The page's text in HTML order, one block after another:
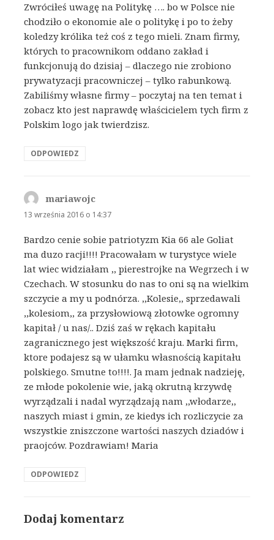
Zwróciłeś uwagę na Politykę …. bo w Polsce nie
chodziło o ekonomie ale o politykę i po to żeby
koledzy królika też coś z tego mieli. Znam firmy,
których to pracownikom oddano zakład i
funkcjonują do dzisiaj – dlaczego nie zrobiono
prywatyzacji pracowniczej – tylko rabunkową.
Zabiliśmy własne firmy – poczytaj na ten temat i
zobacz kto jest naprawdę właścicielem tych firm z
Polskim logo jak twierdzisz.
ODPOWIEDZ
mariawojcpisze:
13 września 2016 o 14:37
Bardzo cenie sobie patriotyzm Kia 66 ale Goliat
ma duzo racji!!!! Pracowałam w turystyce wiele
lat wiec widziałam ,, pierestrojke na Wegrzech i w
Czechach. W stosunku do nas to oni są na wielkim
szczycie a my u podnórza. ,,Kolesie,, sprzedawali
,,kolesiom,, za przysłowiową złotowke ogromny
kapitał / u nas/.. Dziś zaś w rękach kapitału
zagranicznego jest większość kraju. Marki firm,
ktore podajesz są w ułamku własnością kapitału
polskiego. Smutne to!!!!. Ja mam jednak nadzieję,
ze młode pokolenie wie, jaką okrutną krzywdę
wyrządzali i nadal wyrządzają nam ,,włodarze,,
naszych miast i gmin, ze kiedys ich rozliczycie za
wszystkie zniszczone wartości naszych dziadów i
praojców. Pozdrawiam! Maria
ODPOWIEDZ
Dodaj komentarz